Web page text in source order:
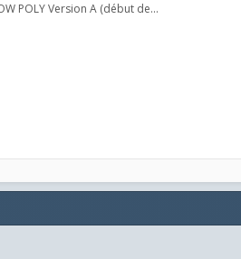
POLY Version A (début de...